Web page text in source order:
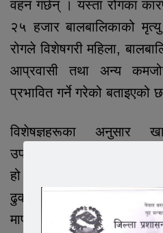
वहन गर्छन् । यस्ता रोगका
२५ हजार बालबालिकाको
रोगले विशेषगरी महिला,
आप्रवासी तथा अन्य
प्रभावित गर्ने गरेको बताइएको
विशेषज्ञहरूका अनुसार
उपभोगसम्मको सम्पूर्ण खाद्य
हो। खाद्यवस्तुको उत्पादन,
ढुवानी, वितरण, तयारी तथा
मापदण्ड पालना गरिएमा